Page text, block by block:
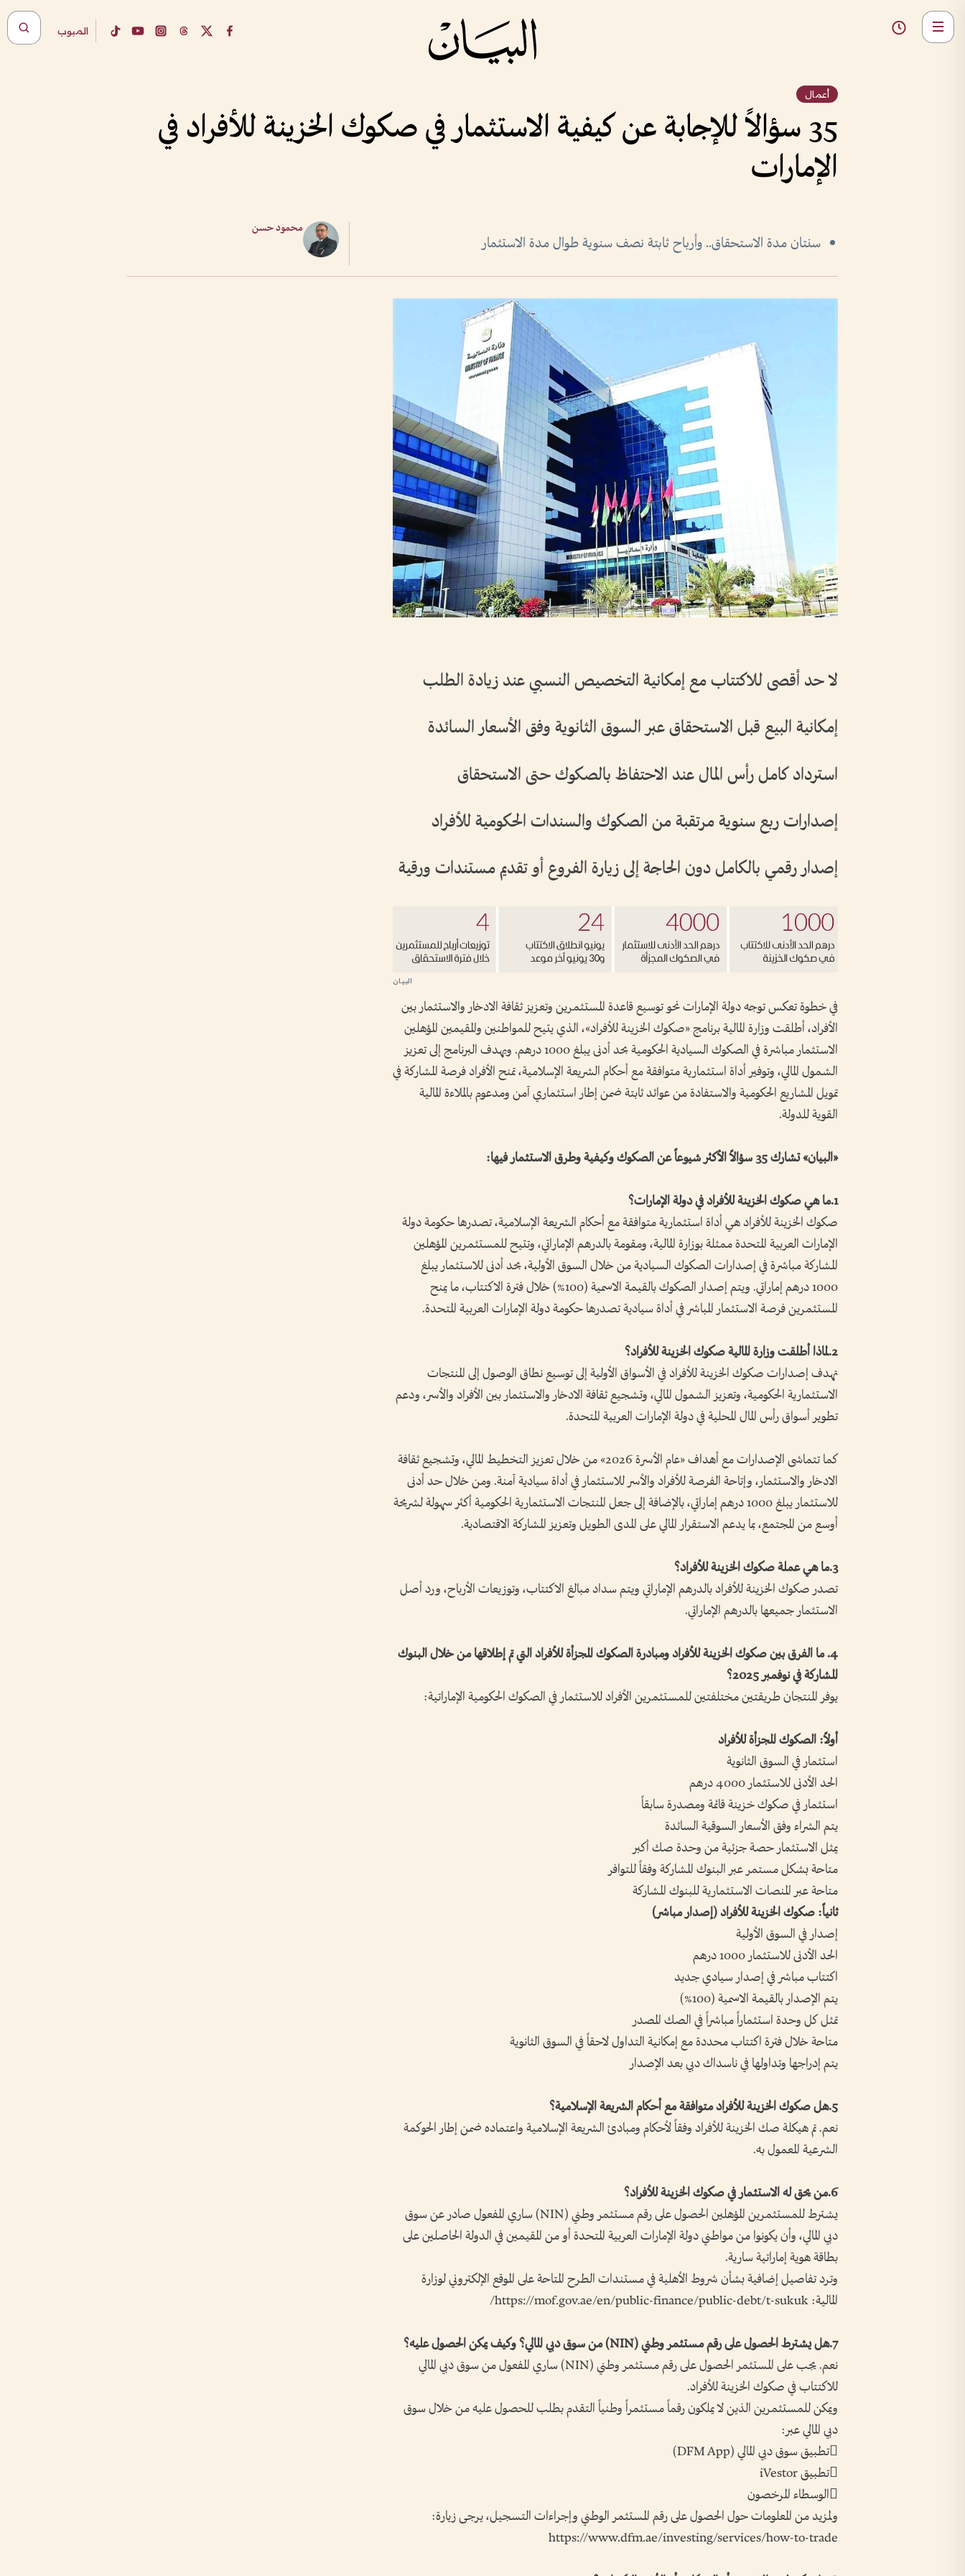
المبوب
أعمال
35 سؤالاً للإجابة عن كيفية الاستثمار في صكوك الخزينة للأفراد في
الإمارات
سنتان مدة الاستحقاق.. وأرباح ثابتة نصف سنوية طوال مدة الاستثمار
محمود حسن
لا حد أقصى للاكتتاب مع إمكانية التخصيص النسبي عند زيادة الطلب
إمكانية البيع قبل الاستحقاق عبر السوق الثانوية وفق الأسعار السائدة
استرداد كامل رأس المال عند الاحتفاظ بالصكوك حتى الاستحقاق
إصدارات ربع سنوية مرتقبة من الصكوك والسندات الحكومية للأفراد
إصدار رقمي بالكامل دون الحاجة إلى زيارة الفروع أو تقديم مستندات ورقية
في خطوة تعكس توجه دولة الإمارات نحو توسيع قاعدة المستثمرين وتعزيز ثقافة الادخار والاستثمار بين
الأفراد، أطلقت وزارة المالية برنامج «صكوك الخزينة للأفراد»، الذي يتيح للمواطنين والمقيمين المؤهلين
الاستثمار مباشرة في الصكوك السيادية الحكومية بحد أدنى يبلغ 1000 درهم. ويهدف البرنامج إلى تعزيز
الشمول المالي، وتوفير أداة استثمارية متوافقة مع أحكام الشريعة الإسلامية، تمنح الأفراد فرصة المشاركة في
تمويل المشاريع الحكومية والاستفادة من عوائد ثابتة ضمن إطار استثماري آمن ومدعوم بالملاءة المالية
القوية للدولة.
«البيان» تشارك 35 سؤالاً الأكثر شيوعاً عن الصكوك وكيفية وطرق الاستثمار فيها:
1.ما هي صكوك الخزينة للأفراد في دولة الإمارات؟
صكوك الخزينة للأفراد هي أداة استثمارية متوافقة مع أحكام الشريعة الإسلامية، تصدرها حكومة دولة
الإمارات العربية المتحدة ممثلة بوزارة المالية، ومقومة بالدرهم الإماراتي، وتتيح للمستثمرين المؤهلين
المشاركة مباشرة في إصدارات الصكوك السيادية من خلال السوق الأولية، بحد أدنى للاستثمار يبلغ
1000 درهم إماراتي. ويتم إصدار الصكوك بالقيمة الاسمية (100%) خلال فترة الاكتتاب، ما يمنح
المستثمرين فرصة الاستثمار المباشر في أداة سيادية تصدرها حكومة دولة الإمارات العربية المتحدة.
2.لماذا أطلقت وزارة المالية صكوك الخزينة للأفراد؟
تهدف إصدارات صكوك الخزينة للأفراد في الأسواق الأولية إلى توسيع نطاق الوصول إلى المنتجات
الاستثمارية الحكومية، وتعزيز الشمول المالي، وتشجيع ثقافة الادخار والاستثمار بين الأفراد والأسر، ودعم
تطوير أسواق رأس المال المحلية في دولة الإمارات العربية المتحدة.
كما تتماشى الإصدارات مع أهداف «عام الأسرة 2026» من خلال تعزيز التخطيط المالي، وتشجيع ثقافة
الادخار والاستثمار، وإتاحة الفرصة للأفراد والأسر للاستثمار في أداة سيادية آمنة. ومن خلال حد أدنى
للاستثمار يبلغ 1000 درهم إماراتي، بالإضافة إلى جعل المنتجات الاستثمارية الحكومية أكثر سهولة لشريحة
أوسع من المجتمع، بما يدعم الاستقرار المالي على المدى الطويل وتعزيز المشاركة الاقتصادية.
3.ما هي عملة صكوك الخزينة للأفراد؟
تصدر صكوك الخزينة للأفراد بالدرهم الإماراتي ويتم سداد مبالغ الاكتتاب، وتوزيعات الأرباح، ورد أصل
الاستثمار جميعها بالدرهم الإماراتي.
4. ما الفرق بين صكوك الخزينة للأفراد ومبادرة الصكوك المجزأة للأفراد التي تم إطلاقها من خلال البنوك
المشاركة في نوفمبر 2025؟
يوفر المنتجان طريقتين مختلفتين للمستثمرين الأفراد للاستثمار في الصكوك الحكومية الإماراتية:
أولاً: الصكوك المجزأة للأفراد
استثمار في السوق الثانوية
الحد الأدنى للاستثمار 4000 درهم
استثمار في صكوك خزينة قائمة ومصدرة سابقاً
يتم الشراء وفق الأسعار السوقية السائدة
يمثل الاستثمار حصة جزئية من وحدة صك أكبر
متاحة بشكل مستمر عبر البنوك المشاركة وفقاً للتوافر
متاحة عبر المنصات الاستثمارية للبنوك المشاركة
ثانياً: صكوك الخزينة للأفراد (إصدار مباشر)
إصدار في السوق الأولية
الحد الأدنى للاستثمار 1000 درهم
اكتتاب مباشر في إصدار سيادي جديد
يتم الإصدار بالقيمة الاسمية (100%)
تمثل كل وحدة استثماراً مباشراً في الصك المصدر
متاحة خلال فترة اكتتاب محددة مع إمكانية التداول لاحقاً في السوق الثانوية
يتم إدراجها وتداولها في ناسداك دبي بعد الإصدار
5.هل صكوك الخزينة للأفراد متوافقة مع أحكام الشريعة الإسلامية؟
نعم. تم هيكلة صك الخزينة للأفراد وفقاً لأحكام ومبادئ الشريعة الإسلامية واعتماده ضمن إطار الحوكمة
الشرعية المعمول به.
6.من يحق له الاستثمار في صكوك الخزينة للأفراد؟
يشترط للمستثمرين المؤهلين الحصول على رقم مستثمر وطني (NIN) ساري المفعول صادر عن سوق
دبي المالي، وأن يكونوا من مواطني دولة الإمارات العربية المتحدة أو من المقيمين في الدولة الحاصلين على
بطاقة هوية إماراتية سارية.
وترد تفاصيل إضافية بشأن شروط الأهلية في مستندات الطرح المتاحة على الموقع الإلكتروني لوزارة
المالية: https://mof.gov.ae/en/public-finance/public-debt/t-sukuk/
7.هل يشترط الحصول على رقم مستثمر وطني (NIN) من سوق دبي المالي؟ وكيف يمكن الحصول عليه؟
نعم. يجب على المستثمر الحصول على رقم مستثمر وطني (NIN) ساري المفعول من سوق دبي المالي
للاكتتاب في صكوك الخزينة للأفراد.
ويمكن للمستثمرين الذين لا يملكون رقماً مستثمراً وطنياً التقدم بطلب للحصول عليه من خلال سوق
دبي المالي عبر:
تطبيق سوق دبي المالي (DFM App)
تطبيق iVestor
الوسطاء المرخصون
ولمزيد من المعلومات حول الحصول على رقم المستثمر الوطني وإجراءات التسجيل، يرجى زيارة:
https://www.dfm.ae/investing/services/how-to-trade